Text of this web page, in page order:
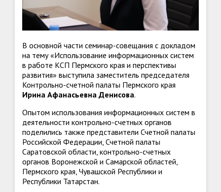
В основной части семинар-совещания с докладом
на тему «Использование информационных систем
в работе КСП Пермского края и перспективы
развития» выступила заместитель председателя
Контрольно-счетной палаты Пермского края
Ирина Афанасьевна Денисова.
Опытом использования информационных систем в
деятельности контрольно-счетных органов
поделились также представители Счетной палаты
Российской Федерации, Счетной палаты
Саратовской области, контрольно-счетных
органов Воронежской и Самарской областей,
Пермского края, Чувашской Республики и
Республики Татарстан.